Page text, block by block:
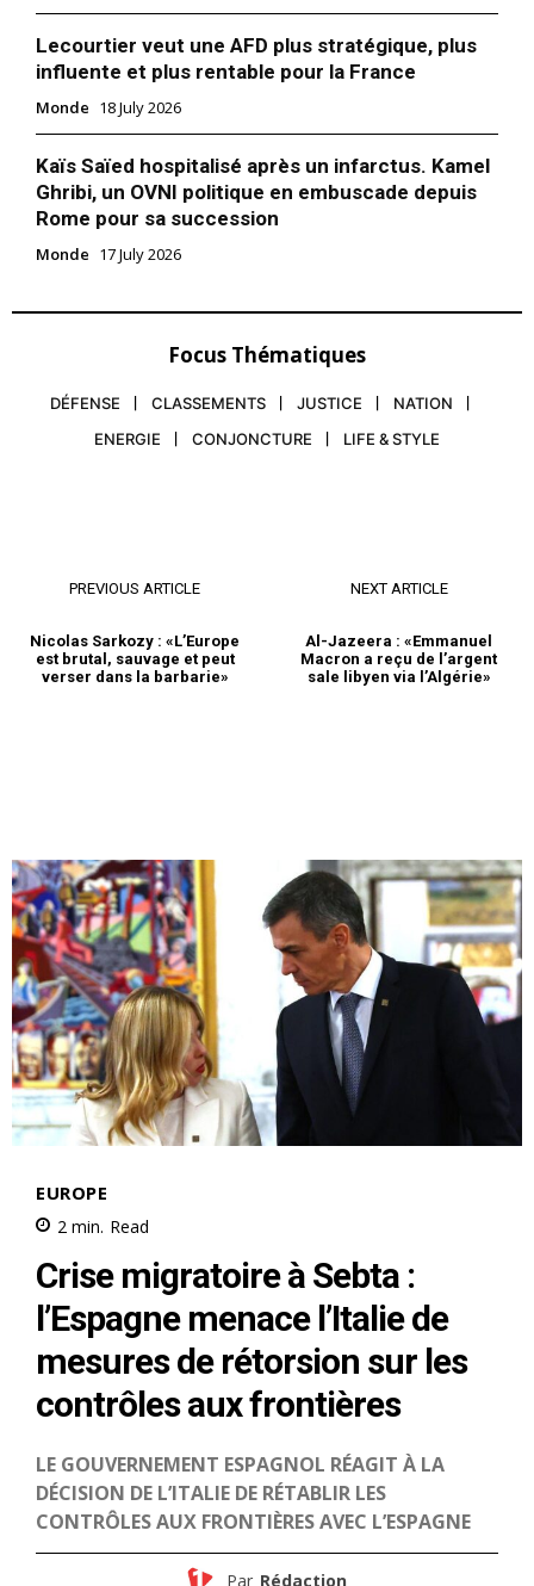
Lecourtier veut une AFD plus stratégique, plus
influente et plus rentable pour la France
Monde 18 July 2026
Kaïs Saïed hospitalisé après un infarctus. Kamel
Ghribi, un OVNI politique en embuscade depuis
Rome pour sa succession
Monde 17 July 2026
Focus Thématiques
DÉFENSE CLASSEMENTS JUSTICE
NATION
ENERGIE
CONJONCTURE LIFE & STYLE
PREVIOUS ARTICLE
Nicolas Sarkozy : «L’Europe
est brutal, sauvage et peut
verser dans la barbarie»
NEXT ARTICLE
Al-Jazeera : «Emmanuel
Macron a reçu de l’argent
sale libyen via l’Algérie»